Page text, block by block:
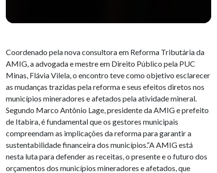
Coordenado pela nova consultora em Reforma Tributária da
AMIG, a advogada e mestre em Direito Público pela PUC
Minas, Flávia Vilela, o encontro teve como objetivo esclarecer
as mudanças trazidas pela reforma e seus efeitos diretos nos
municípios mineradores e afetados pela atividade mineral.
Segundo Marco Antônio Lage, presidente da AMIG e prefeito
de Itabira, é fundamental que os gestores municipais
compreendam as implicações da reforma para garantir a
sustentabilidade financeira dos municípios.“A AMIG está
nesta luta para defender as receitas, o presente e o futuro dos
orçamentos dos municípios mineradores e afetados, que